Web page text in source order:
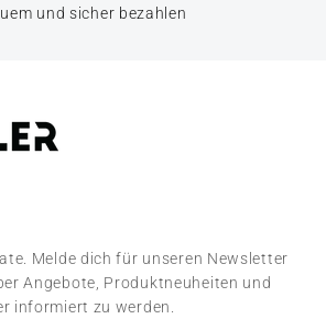
und sicher bezahlen
Melde dich für unseren Newsletter
Angebote, Produktneuheiten und
informiert zu werden.